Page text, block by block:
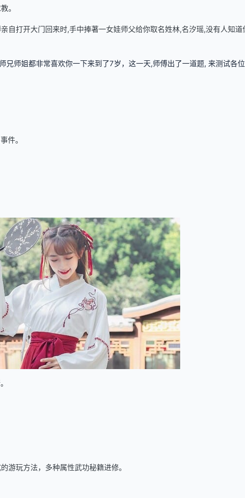
。
自打开大门回来时,手中捧著一女娃师父给你取名姓林,名汐瑶,没有人知
师姐都非常喜欢你一下来到了7岁，这一天,师傅出了一道题, 来测试各
件。
玩方法，多种属性武功秘籍进修。